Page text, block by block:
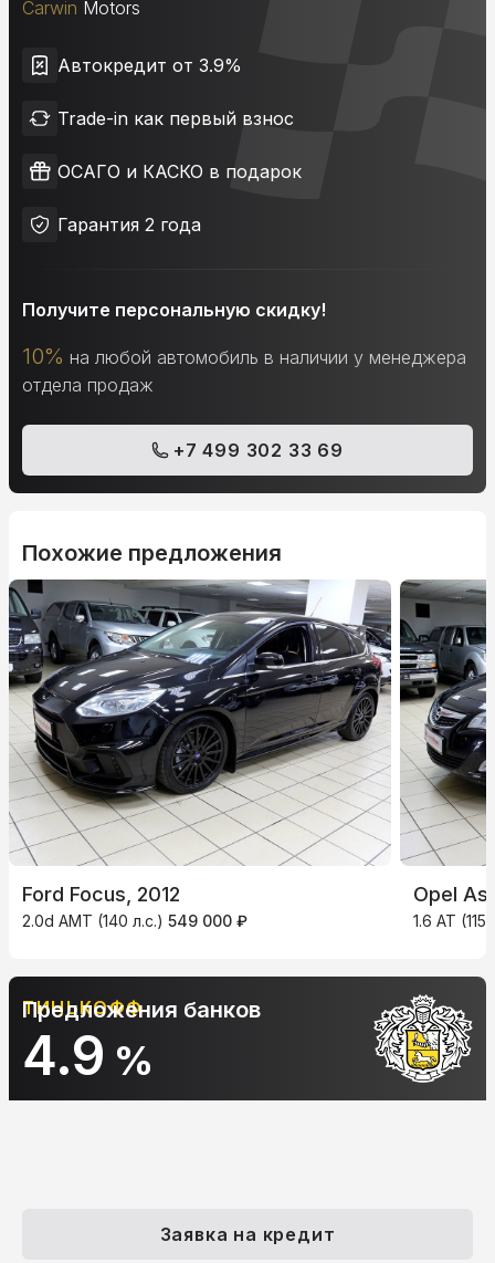
Carwin Motors
Автокредит от 3.9%
Trade-in как первый взнос
ОСАГО и КАСКО в подарок
Гарантия 2 года
Получите персональную скидку!
10% на любой автомобиль в наличии у менеджера
отдела продаж
+7 499 302 33 69
Похожие предложения
Ford Focus, 2012
2.0d AMT (140 л.с.) 549 000 ₽
Opel
1.6 AT (115
ТИНЬКОФФ
4.9 %
Предложения банков
Заявка на кредит